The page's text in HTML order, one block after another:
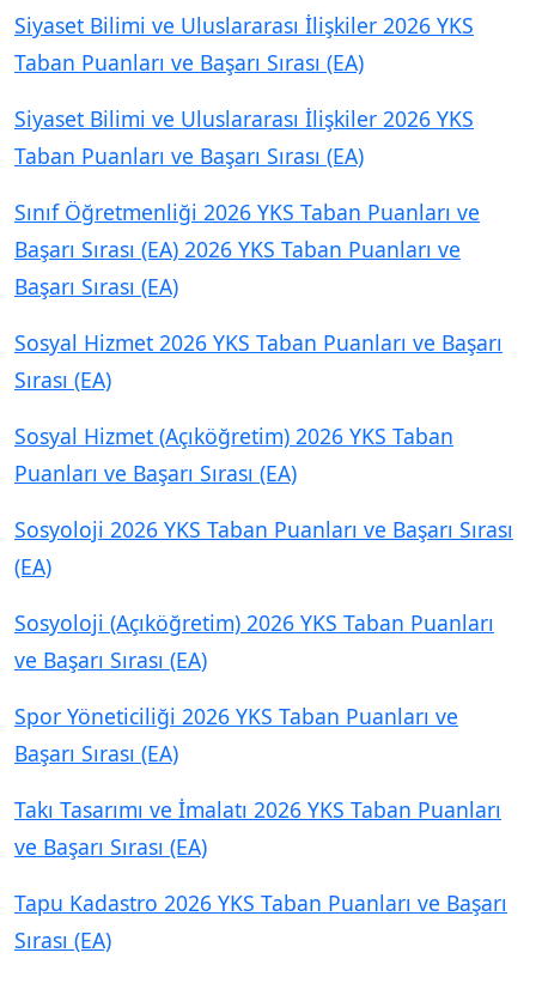
Siyaset Bilimi ve Uluslararası İlişkiler 2026 YKS
Taban Puanları ve Başarı Sırası (EA)
Siyaset Bilimi ve Uluslararası İlişkiler 2026 YKS
Taban Puanları ve Başarı Sırası (EA)
Sınıf Öğretmenliği 2026 YKS Taban Puanları ve
Başarı Sırası (EA) 2026 YKS Taban Puanları ve
Başarı Sırası (EA)
Sosyal Hizmet 2026 YKS Taban Puanları ve Başarı
Sırası (EA)
Sosyal Hizmet (Açıköğretim) 2026 YKS Taban
Puanları ve Başarı Sırası (EA)
Sosyoloji 2026 YKS Taban Puanları ve Başarı Sırası
(EA)
Sosyoloji (Açıköğretim) 2026 YKS Taban Puanları
ve Başarı Sırası (EA)
Spor Yöneticiliği 2026 YKS Taban Puanları ve
Başarı Sırası (EA)
Takı Tasarımı ve İmalatı 2026 YKS Taban Puanları
ve Başarı Sırası (EA)
Tapu Kadastro 2026 YKS Taban Puanları ve Başarı
Sırası (EA)